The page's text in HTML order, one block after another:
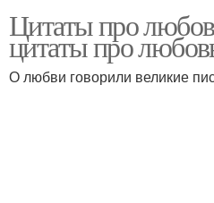
Цитаты про
цитаты про
О любви говорили великие